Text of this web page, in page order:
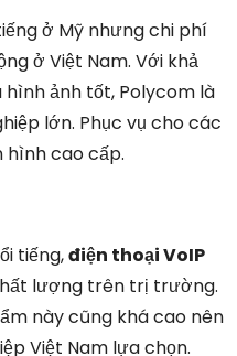
ở Mỹ nhưng chi phí
ở Việt Nam. Với khả
ảnh tốt, Polycom là
lớn. Phục vụ cho các
cao cấp.
tiếng,điện thoại VoIP
lượng trên trị trường.
này cũng khá cao nên
Việt Nam lựa chọn.